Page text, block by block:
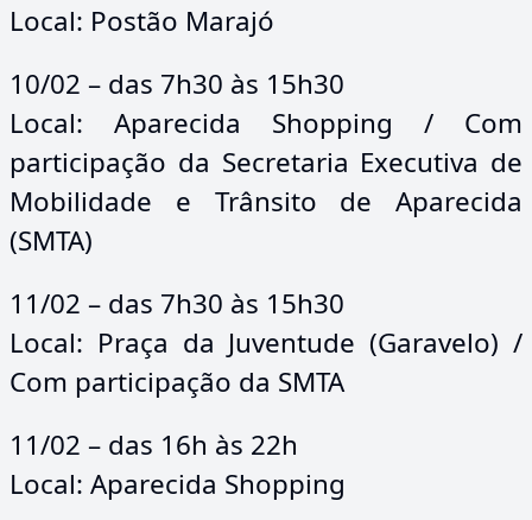
Local: Postão Marajó
10/02 – das 7h30 às 15h30
Local: Aparecida Shopping / Com
participação da Secretaria Executiva de
Mobilidade e Trânsito de Aparecida
(SMTA)
11/02 – das 7h30 às 15h30
Local: Praça da Juventude (Garavelo) /
Com participação da SMTA
11/02 – das 16h às 22h
Local: Aparecida Shopping